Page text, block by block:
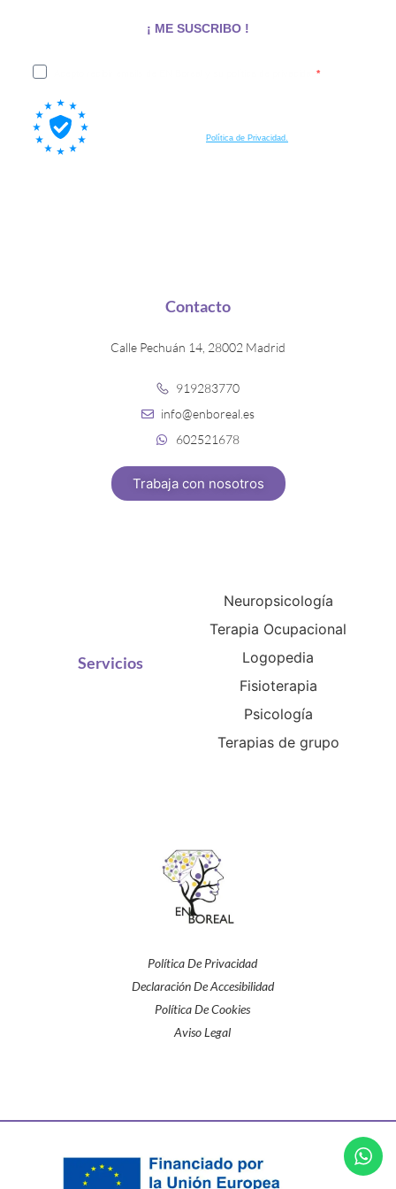
¡ ME SUSCRIBO !
Política de Privacidad.
Política De Privacidad
Declaración De Accesibilidad
Política De Cookies
Aviso Legal
Servicios
Neuropsicología
Terapia Ocupacional
Logopedia
Fisioterapia
Psicología
Terapias de grupo
Contacto
Calle Pechuán 14, 28002 Madrid
919283770
info@enboreal.es
602521678
Trabaja con nosotros